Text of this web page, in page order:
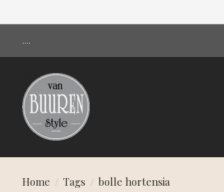
....
Home / Tags / bolle hortensia